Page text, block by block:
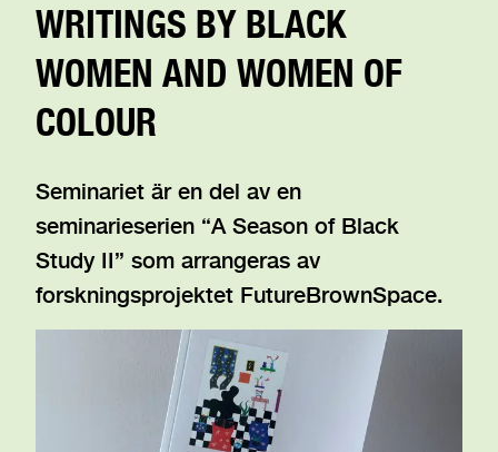
WRITINGS BY BLACK
WOMEN AND WOMEN OF
COLOUR
Seminariet är en del av en
seminarieserien “A Season of Black
Study II” som arrangeras av
forskningsprojektet FutureBrownSpace.